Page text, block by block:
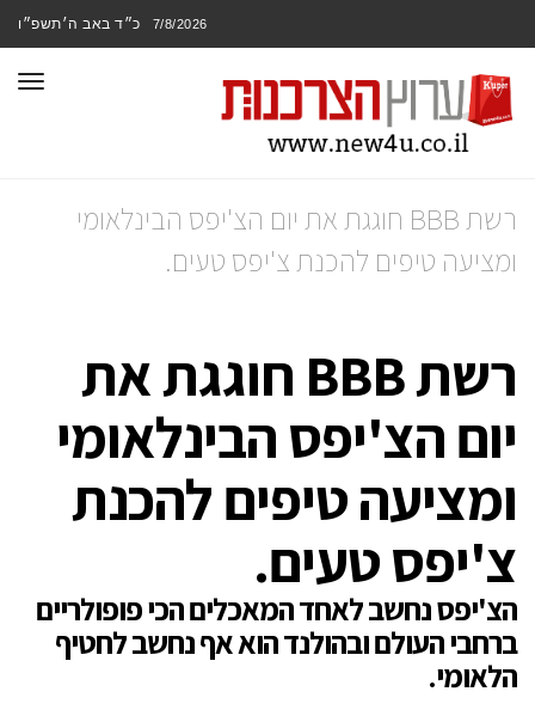
7/8/2026 כ״ד באב ה׳תשפ״ו
רשת BBB חוגגת את יום הצ'יפס הבינלאומי
ומציעה טיפים להכנת צ'יפס טעים.
רשת BBB חוגגת את
יום הצ'יפס הבינלאומי
ומציעה טיפים להכנת
צ'יפס טעים.
הצ'יפס נחשב לאחד המאכלים הכי פופולריים
ברחבי העולם ובהולנד הוא אף נחשב לחטיף
הלאומי.